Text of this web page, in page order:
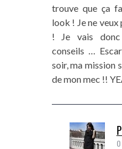
trouve que ça
look ! Je ne veux
! Je vais
conseils …
soir, ma mission
de mon mec !!